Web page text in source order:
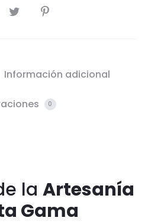
Información adicional
0
la Artesanía
Gama